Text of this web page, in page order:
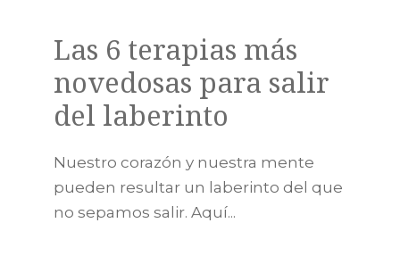
Las 6 terapias más
novedosas para salir
del laberinto
Nuestro corazón y nuestra mente
pueden resultar un laberinto del que
no sepamos salir. Aquí...